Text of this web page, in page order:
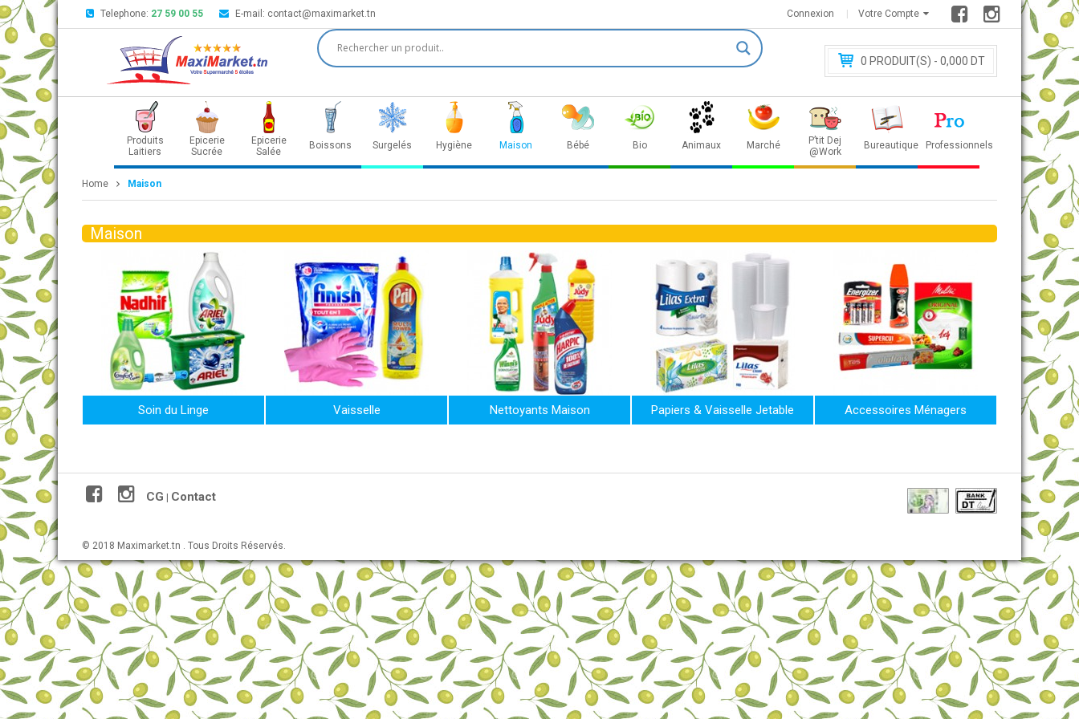
Telephone: 27 59 00 55 E-mail: contact@maximarket.tn Votre Compte
Connexion
0 PRODUIT(S) - 0,000 DT
Produits
Laitiers
Epicerie
Sucrée
Epicerie
Salée
Boissons Surgelés Hygiène Maison Bébé Bio Animaux Marché
P’tit Dej
@Work
Bureautique Professionnels
Home Maison
Maison
Soin du Linge Vaisselle Nettoyants Maison Papiers & Vaisselle Jetable Accessoires Ménagers
CG Contact
© 2018 Maximarket.tn . Tous Droits Réservés.